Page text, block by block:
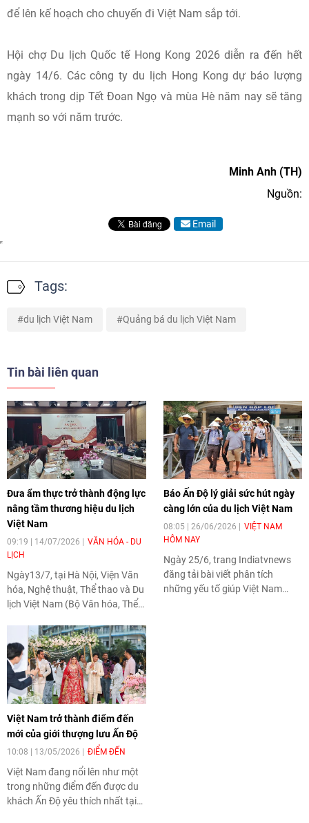
để lên kế hoạch cho chuyến đi Việt Nam sắp tới.
Hội chợ Du lịch Quốc tế Hong Kong 2026 diễn ra đến hết
ngày 14/6. Các công ty du lịch Hong Kong dự báo lượng
khách trong dịp Tết Đoan Ngọ và mùa Hè năm nay sẽ tăng
mạnh so với năm trước.
Minh Anh (TH)
Nguồn:
Email
Tags:
du lịch Việt Nam Quảng bá du lịch Việt Nam
Tin bài liên quan
Đưa ẩm thực trở thành động lực
nâng tầm thương hiệu du lịch
Việt Nam
09:19 | 14/07/2026
VĂN HÓA - DU
LỊCH
Ngày13/7, tại Hà Nội, Viện Văn
hóa, Nghệ thuật, Thể thao và Du
lịch Việt Nam (Bộ Văn hóa, Thể
thảo "Ẩm thực với phát triển du
lịch Việt Nam". Hội thảo quy tụ
các nhà quản lý, chuyên gia, nhà
nghiên cứu và doanh nghiệp
nhằm đề xuất các giải pháp
phát huy giá trị ẩm thực như
một nguồn lực văn hóa, góp
phần nâng cao sức cạnh tranh
và xây dựng thương hiệu du lịch
Việt Nam trong bối cảnh hội
nhập quốc tế.
Báo Ấn Độ lý giải sức hút ngày
càng lớn của du lịch Việt Nam
08:05 | 26/06/2026
VIỆT NAM
HÔM NAY
Ngày 25/6, trang Indiatvnews
đăng tải bài viết phân tích
những yếu tố giúp Việt Nam
Việt Nam trở thành điểm đến
mới của giới thượng lưu Ấn Độ
10:08 | 13/05/2026 ĐIỂM ĐẾN
Việt Nam đang nổi lên như một
trong những điểm đến được du
khách Ấn Độ yêu thích nhất tại